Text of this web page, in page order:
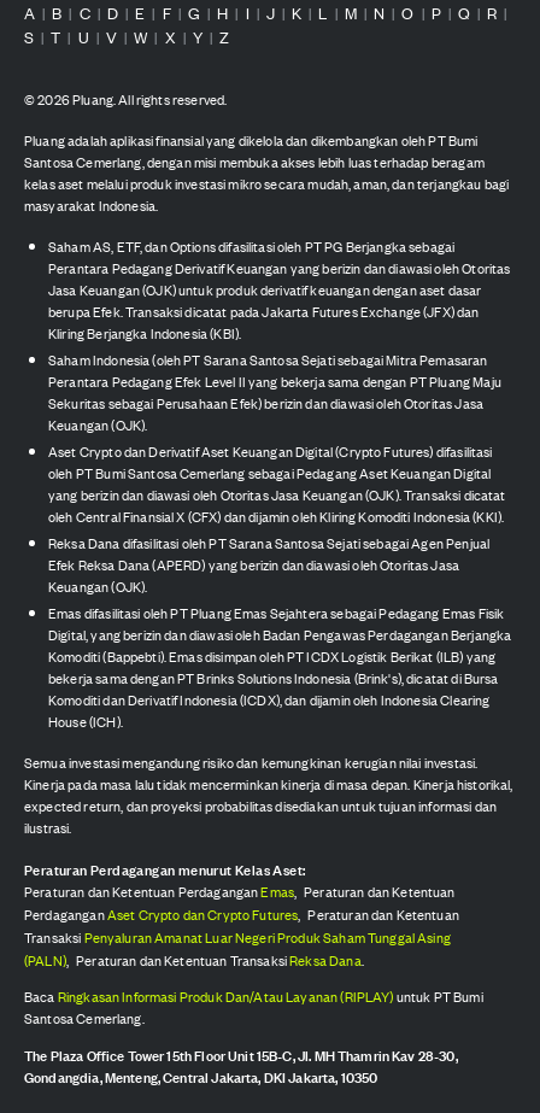
A | B | C | D | E | F | G | H | I | J | K | L | M | N | O | P | Q | R |
S | T | U | V | W | X | Y | Z
©2026Pluang. All rights reserved.
Pluang adalah aplikasi finansial yang dikelola dan dikembangkan oleh PT Bumi
Santosa Cemerlang, dengan misi membuka akses lebih luas terhadap beragam
kelas aset melalui produk investasi mikro secara mudah, aman, dan terjangkau bagi
masyarakat Indonesia.
Saham AS, ETF, dan Options difasilitasi oleh PT PG Berjangka sebagai
Perantara Pedagang Derivatif Keuangan yang berizin dan diawasi oleh Otoritas
Jasa Keuangan (OJK) untuk produk derivatif keuangan dengan aset dasar
berupa Efek. Transaksi dicatat pada Jakarta Futures Exchange (JFX) dan
Kliring Berjangka Indonesia (KBI).
Saham Indonesia (oleh PT Sarana Santosa Sejati sebagai Mitra Pemasaran
Perantara Pedagang Efek Level II yang bekerja sama dengan PT Pluang Maju
Sekuritas sebagai Perusahaan Efek) berizin dan diawasi oleh Otoritas Jasa
Keuangan (OJK).
Aset Crypto dan Derivatif Aset Keuangan Digital (Crypto Futures) difasilitasi
oleh PT Bumi Santosa Cemerlang sebagai Pedagang Aset Keuangan Digital
yang berizin dan diawasi oleh Otoritas Jasa Keuangan (OJK). Transaksi dicatat
oleh Central Finansial X (CFX) dan dijamin oleh Kliring Komoditi Indonesia (KKI).
Reksa Dana difasilitasi oleh PT Sarana Santosa Sejati sebagai Agen Penjual
Efek Reksa Dana (APERD) yang berizin dan diawasi oleh Otoritas Jasa
Keuangan (OJK).
Emas difasilitasi oleh PT Pluang Emas Sejahtera sebagai Pedagang Emas Fisik
Digital, yang berizin dan diawasi oleh Badan Pengawas Perdagangan Berjangka
Komoditi (Bappebti). Emas disimpan oleh PT ICDX Logistik Berikat (ILB) yang
bekerja sama dengan PT Brinks Solutions Indonesia (Brink's), dicatat di Bursa
Komoditi dan Derivatif Indonesia (ICDX), dan dijamin oleh Indonesia Clearing
House (ICH).
Semua investasi mengandung risiko dan kemungkinan kerugian nilai investasi.
Kinerja pada masa lalu tidak mencerminkan kinerja di masa depan. Kinerja historikal,
expected return, dan proyeksi probabilitas disediakan untuk tujuan informasi dan
ilustrasi.
Peraturan Perdagangan menurut Kelas Aset:
Peraturan dan Ketentuan PerdaganganEmas, Peraturan dan Ketentuan
PerdaganganAset Crypto dan Crypto Futures, Peraturan dan Ketentuan
TransaksiPenyaluran Amanat Luar Negeri Produk Saham Tunggal Asing
(PALN), Peraturan dan Ketentuan TransaksiReksa Dana.
BacaRingkasan Informasi Produk Dan/Atau Layanan (RIPLAY)untuk PT Bumi
Santosa Cemerlang.
The Plaza Office Tower 15th Floor Unit 15B-C, Jl. MH Thamrin Kav 28-30,
Gondangdia, Menteng, Central Jakarta, DKI Jakarta, 10350